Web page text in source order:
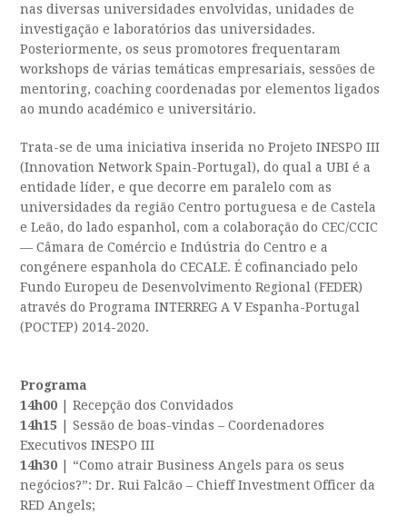
nas diversas universidades envolvidas, unidades de
investigação e laboratórios das universidades.
Posteriormente, os seus promotores frequentaram
workshops de várias temáticas empresariais, sessões de
mentoring, coaching coordenadas por elementos ligados
ao mundo académico e universitário.
Trata-se de uma iniciativa inserida no Projeto INESPO III
(Innovation Network Spain-Portugal), do qual a UBI é a
entidade líder, e que decorre em paralelo com as
universidades da região Centro portuguesa e de Castela
e Leão, do lado espanhol, com a colaboração do CEC/CCIC
— Câmara de Comércio e Indústria do Centro e a
congénere espanhola do CECALE. É cofinanciado pelo
Fundo Europeu de Desenvolvimento Regional (FEDER)
através do Programa INTERREG A V Espanha-Portugal
(POCTEP) 2014-2020.
Programa
14h00 | Recepção dos Convidados
14h15 | Sessão de boas-vindas – Coordenadores
Executivos INESPO III
14h30 | “Como atrair Business Angels para os seus
negócios?”: Dr. Rui Falcão – Chieff Investment Officer da
RED Angels;